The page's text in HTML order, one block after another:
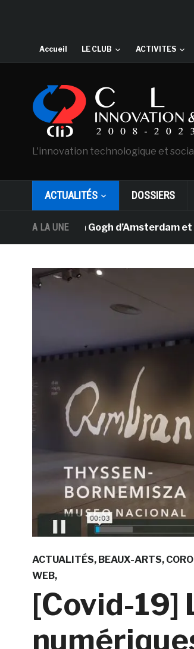
Accueil LE CLUB ACTIVITES
L'innovation technologique et
ACTUALITÉS DOSSIERS
A LA UNE
Van Gogh d’Amsterdam et DHL
ACTUALITÉS BEAUX-ARTS
WEB
[Covid-19]